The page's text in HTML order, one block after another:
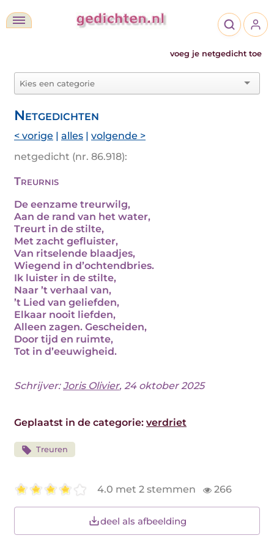
voeg je netgedicht toe
Netgedichten
< vorige | alles | volgende >
netgedicht (nr. 86.918):
Treurnis
De eenzame treurwilg,
Aan de rand van het water,
Treurt in de stilte,
Met zacht gefluister,
Van ritselende blaadjes,
Wiegend in d’ochtendbries.
Ik luister in de stilte,
Naar ’t verhaal van,
’t Lied van geliefden,
Elkaar nooit liefden,
Alleen zagen. Gescheiden,
Door tijd en ruimte,
Tot in d’eeuwigheid.
Schrijver:Joris Olivier, 24 oktober 2025
Geplaatst in de categorie: verdriet
Treuren
4.0 met 2 stemmen 266
deel als afbeelding